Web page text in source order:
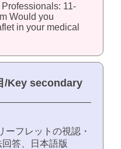
11-
Would you
in your medical
/Key secondary
ーフレットの視認・
答、日本語版